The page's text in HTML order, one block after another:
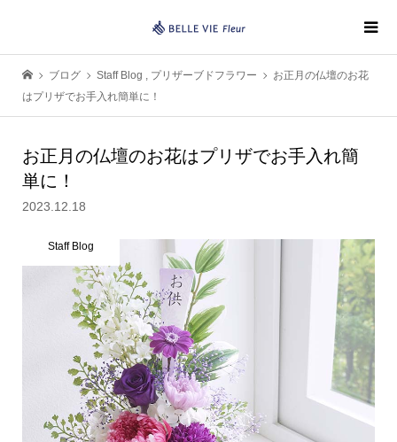
ブログ Staff Blog , プリザーブドフラワー
お正月の仏壇のお花
はプリザでお手入れ簡単に！
お正月の仏壇のお花はプリザでお手入れ簡
単に！
2023.12.18
Staff Blog